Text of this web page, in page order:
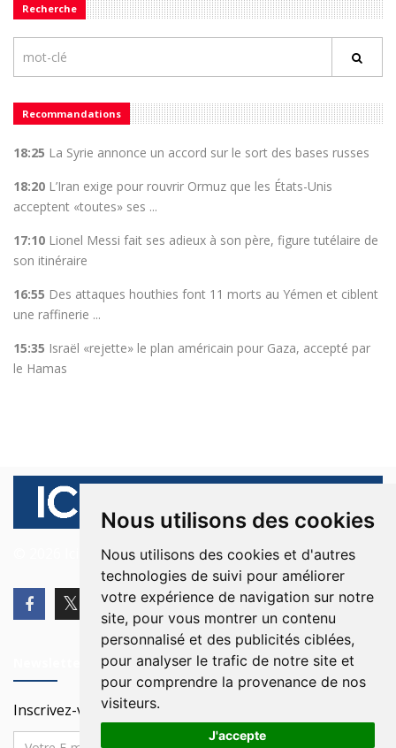
Nous utilisons des cookies
Nous utilisons des cookies et d'autres
technologies de suivi pour améliorer
votre expérience de navigation sur notre
site, pour vous montrer un contenu
personnalisé et des publicités ciblées,
pour analyser le trafic de notre site et
pour comprendre la provenance de nos
visiteurs.
J'accepte
Recherche
Recommandations
18:25 La Syrie annonce un accord sur le sort des bases russes
18:20 L’Iran exige pour rouvrir Ormuz que les États-Unis
acceptent «toutes» ses ...
17:10 Lionel Messi fait ses adieux à son père, figure tutélaire de
son itinéraire
16:55 Des attaques houthies font 11 morts au Yémen et ciblent
une raffinerie ...
15:35 Israël «rejette» le plan américain pour Gaza, accepté par
le Hamas
© 2026 Ici Beyrouth. Tous les droits sont réservés.
Inscrivez-vous à notre Newsletter